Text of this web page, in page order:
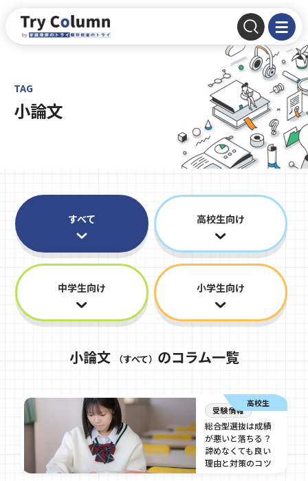
TAG
小論文
すべて 高校生向け
中学生向け 小学生向け
小論文 （すべて） のコラム一覧
高校生
受験情報
総合型選抜は成績
が悪いと落ちる？
諦めなくても良い
理由と対策のコツ